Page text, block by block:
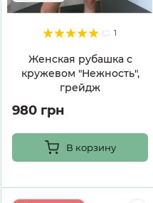
1
Женская рубашка с
кружевом "Нежность",
грейдж
980 грн
В корзину